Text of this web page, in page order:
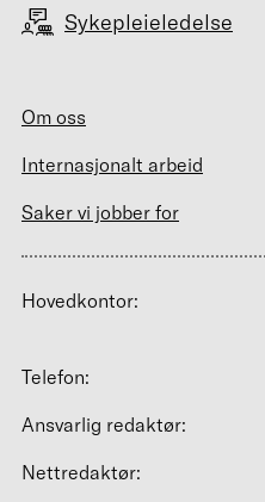
Sykepleieledelse
Om oss
Internasjonalt arbeid
Saker vi jobber for
Hovedkontor:
Telefon:
Ansvarlig redaktør:
Nettredaktør: